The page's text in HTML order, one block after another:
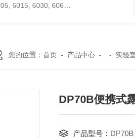
6030, 6060, 6100, 6170Hans Rudolph非扩散气体收集袋,Hans Rudolph非扩散气囊
您的位置： 首页 - 产品中心 - - 实验
DP70B便携式
产品型号： DP70B